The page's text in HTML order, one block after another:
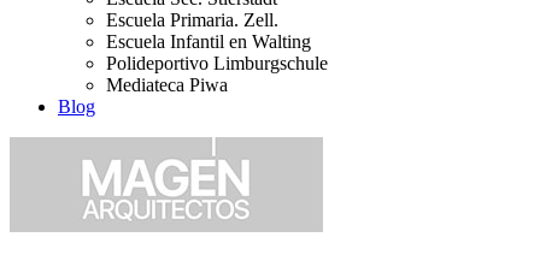
Escuela Primaria. Zell.
Escuela Infantil en Walting
Polideportivo Limburgschule
Mediateca Piwa
Blog